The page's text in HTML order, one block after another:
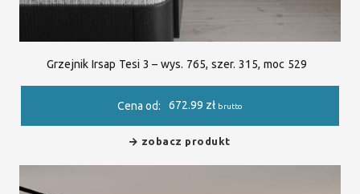
Grzejnik Irsap Tesi 3 – wys. 765, szer. 315, moc 529
Cena od: 672.99 zł brutto
zobacz produkt